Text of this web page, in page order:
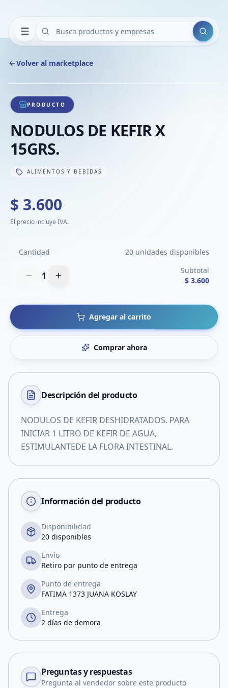
Buscar
Volver al marketplace
1/1
PRODUCTO
NODULOS DE KEFIR X
15GRS.
ALIMENTOS Y BEBIDAS
$ 3.600
El precio incluye IVA.
Cantidad 20 unidades disponibles
1
Subtotal
$ 3.600
Agregar al carrito
Comprar ahora
Descripción del producto
NODULOS DE KEFIR DESHIDRATADOS. PARA
INICIAR 1 LITRO DE KEFIR DE AGUA,
ESTIMULANTEDE LA FLORA INTESTINAL.
Información del producto
Disponibilidad
20 disponibles
Envío
Retiro por punto de entrega
Punto de entrega
FATIMA 1373 JUANA KOSLAY
Entrega
2 días de demora
Preguntas y respuestas
Pregunta al vendedor sobre este producto